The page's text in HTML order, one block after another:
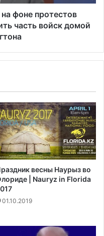
фоне протестов
часть войск домой
весны Наурыз во
| Nauryz in Florida
01.10.2019